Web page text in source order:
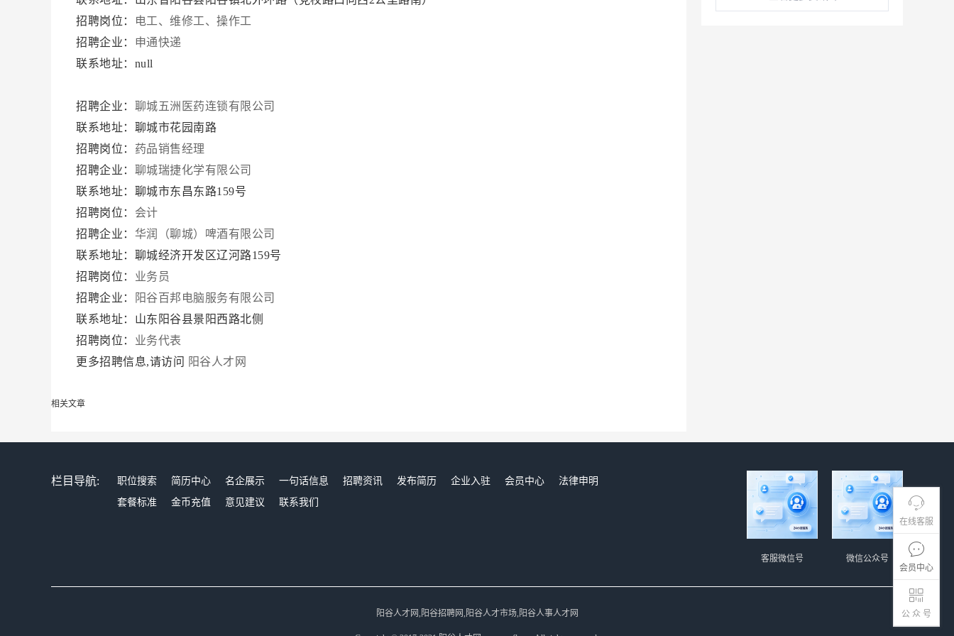
在线客服
会员中心
公 众 号
招聘岗位：
电工、维修工、操作工
招聘企业： 申通快递
联系地址：null
招聘企业： 聊城五洲医药连锁有限公司
联系地址：聊城市花园南路
招聘岗位： 药品销售经理
招聘企业： 聊城瑞捷化学有限公司
联系地址：聊城市东昌东路159号
招聘岗位： 会计
招聘企业： 华润（聊城）啤酒有限公司
联系地址：聊城经济开发区辽河路159号
招聘岗位： 业务员
招聘企业：
阳谷百邦电脑服务有限公司
联系地址：山东阳谷县景阳西路北侧
招聘岗位： 业务代表
更多招聘信息,请访问
阳谷人才网
相关文章
栏目导航: 职位搜索 简历中心 名企展示 一句话信息 招聘资讯 发布简历 企业入驻 会员中心
法律申明
套餐标准
金币充值 意见建议 联系我们
微信公众号
客服微信号
阳谷人才网,阳谷招聘网,阳谷人才市场,阳谷人事人才网